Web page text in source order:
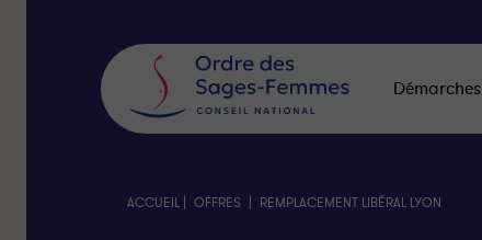
Démarches
ACCUEIL | OFFRES | REMPLACEMENT LIBÉRAL LYON